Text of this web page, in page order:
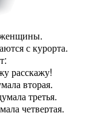
с курорта.
расскажу!
вторая.
третья.
четвертая.